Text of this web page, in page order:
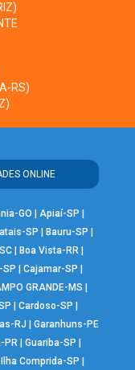
RS)
ONLINE
GO | Apiaí-SP |
SP |Bauru-SP |
|Boa Vista-RR |
SP | Cajamar-SP |
GRANDE-MS |
| Cardoso-SP |
RJ | Garanhuns-PE
PR | Guariba-SP |
Ilha Comprida-SP |